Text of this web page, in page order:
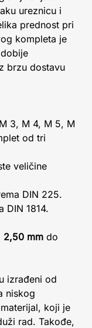
ureznicu i
prednost pri
kompleta je
brzu dostavu
3, M 4, M 5, M
od tri
veličine
DIN 225.
DIN 1814.
2,50 mm do
izrađeni od
niskog
koji je
rad. Takođe,